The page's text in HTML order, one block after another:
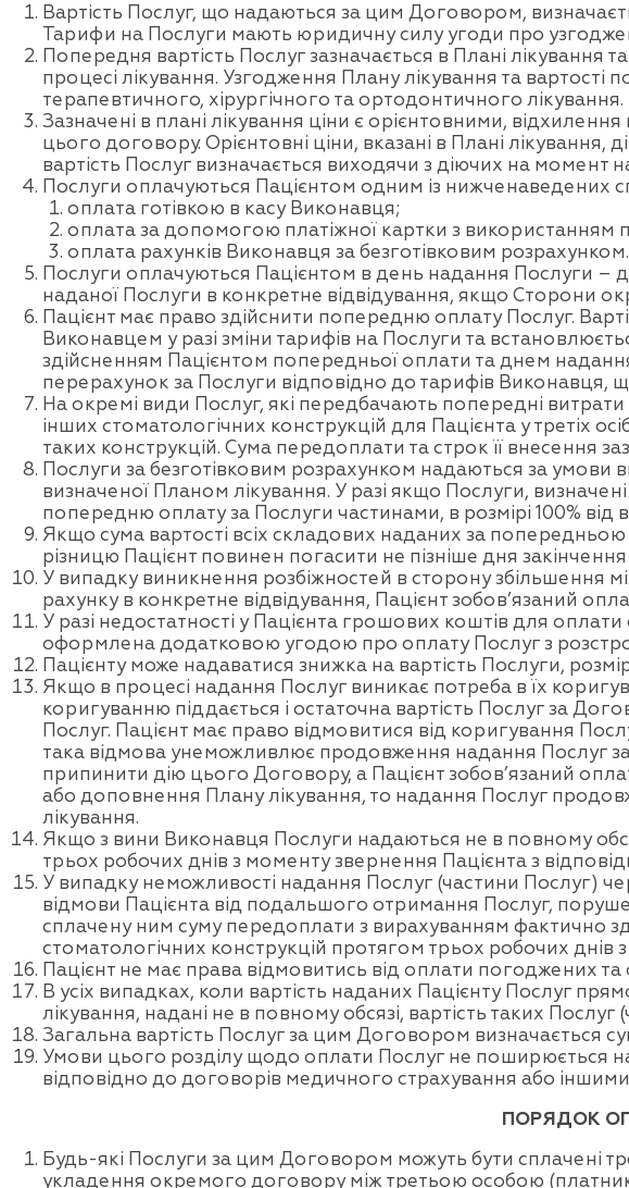
Вартість Послуг, що надаються за цим Договором,
Тарифи на Послуги мають юридичну силу угоди про
Попередня вартість Послуг зазначається в Плані лікування
процесі лікування. Узгодження Плану лікування та
терапевтичного, хірургічного та ортодонтичного лікування.
Зазначені в плані лікування ціни є орієнтовними,
цього договору. Орієнтовні ціни, вказані в Плані лікування,
вартість Послуг визначається виходячи з діючих на момент
Послуги оплачуються Пацієнтом одним із нижченаведених
оплата готівкою в касу Виконавця;
оплата за допомогою платіжної картки з використанням
оплата рахунків Виконавця за безготівковим розрахунком.
Послуги оплачуються Пацієнтом в день надання Послуги –
наданої Послуги в конкретне відвідування, якщо Сторони
Пацієнт має право здійснити попередню оплату Послуг.
Виконавцем у разі зміни тарифів на Послуги та
здійсненням Пацієнтом попередньої оплати та днем
перерахунок за Послуги відповідно до тарифів Виконавця,
На окремі види Послуг, які передбачають попередні
інших стоматологічних конструкцій для Пацієнта у третіх
таких конструкцій. Сума передоплати та строк її внесення
Послуги за безготівковим розрахунком надаються за умови
визначеної Планом лікування. У разі якщо Послуги,
попередню оплату за Послуги частинами, в розмірі 100%
Якщо сума вартості всіх складових наданих за
різницю Пацієнт повинен погасити не пізніше дня
У випадку виникнення розбіжностей в сторону збільшення
рахунку в конкретне відвідування, Пацієнт зобов’язаний
У разі недостатності у Пацієнта грошових коштів для
оформлена додатковою угодою про оплату Послуг з
Пацієнту може надаватися знижка на вартість Послуги,
Якщо в процесі надання Послуг виникає потреба в їх
коригуванню піддається і остаточна вартість Послуг за
Послуг. Пацієнт має право відмовитися від коригування
така відмова унеможливлює продовження надання Послуг
припинити дію цього Договору, а Пацієнт зобов’язаний
або доповнення Плану лікування, то надання Послуг
лікування.
Якщо з вини Виконавця Послуги надаються не в повному
трьох робочих днів з моменту звернення Пацієнта з
У випадку неможливості надання Послуг (частини Послуг)
відмови Пацієнта від подальшого отримання Послуг,
сплачену ним суму передоплати з вирахуванням фактично
стоматологічних конструкцій протягом трьох робочих
Пацієнт не має права відмовитись від оплати погоджених
В усіх випадках, коли вартість наданих Пацієнту Послуг
лікування, надані не в повному обсязі, вартість таких
Загальна вартість Послуг за цим Договором визначається
Умови цього розділу щодо оплати Послуг не поширюється
відповідно до договорів медичного страхування або
ПОРЯДОК
Будь-які Послуги за цим Договором можуть бути сплачені
укладення окремого договору між третьою особою